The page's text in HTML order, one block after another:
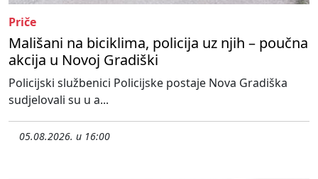
Priče
Mališani na biciklima, policija uz njih – poučna
akcija u Novoj Gradiški
Policijski službenici Policijske postaje Nova Gradiška
sudjelovali su u a...
05.08.2026. u 16:00